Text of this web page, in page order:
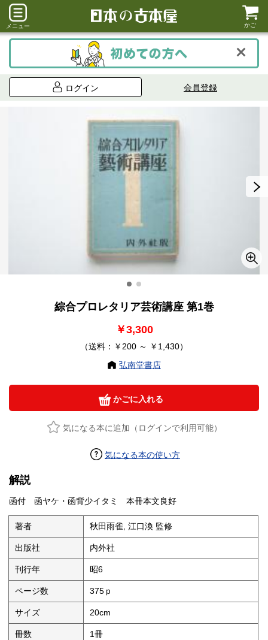
メニュー かご
ログイン 会員登録
綜合プロレタリア芸術講座 第1巻
￥3,300
（送料：￥200 ～ ￥1,430）
弘南堂書店
かごに入れる
気になる本に追加（ログインで利用可能）
気になる本の使い方
解説
函付 函ヤケ・函背少イタミ 本冊本文良好
著者 秋田雨雀, 江口渙 監修
出版社 内外社
刊行年 昭6
ページ数 375ｐ
サイズ 20cm
冊数 1冊